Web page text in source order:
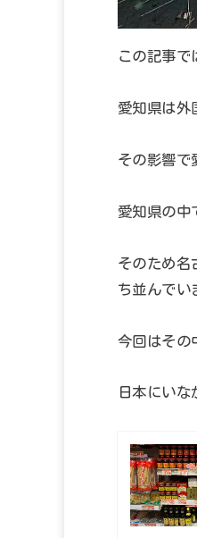
この記事で
愛知県は外
その影響で
愛知県の中
そのため名
ち並んでい
今回はその
日本にいな